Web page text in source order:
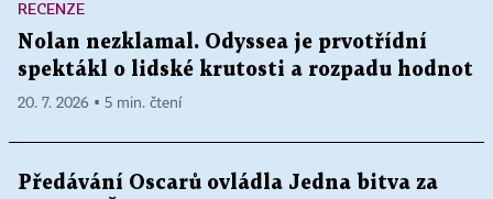
RECENZE
Nolan nezklamal. Odyssea je prvotřídní
spektákl o lidské krutosti a rozpadu hodnot
20. 7. 2026 ▪ 5 min. čtení
Předávání Oscarů ovládla Jedna bitva za